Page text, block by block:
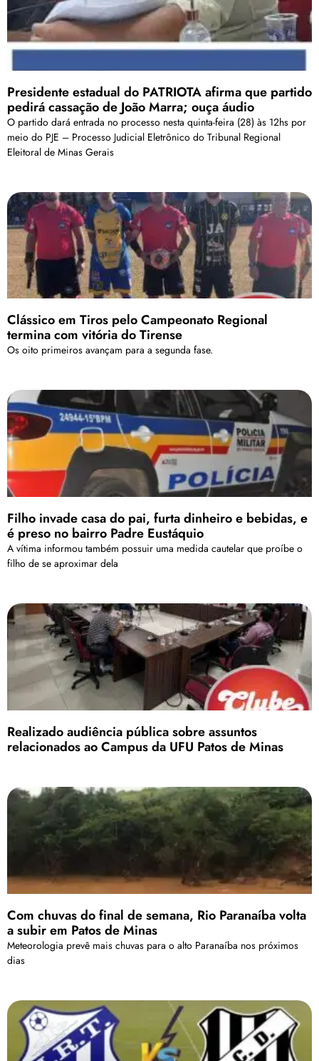
Presidente estadual do PATRIOTA afirma que partido
pedirá cassação de João Marra; ouça áudio
O partido dará entrada no processo nesta quinta-feira (28) às 12hs por
meio do PJE – Processo Judicial Eletrônico do Tribunal Regional
Eleitoral de Minas Gerais
Clássico em Tiros pelo Campeonato Regional
termina com vitória do Tirense
Os oito primeiros avançam para a segunda fase.
Filho invade casa do pai, furta dinheiro e bebidas, e
é preso no bairro Padre Eustáquio
A vítima informou também possuir uma medida cautelar que proíbe o
filho de se aproximar dela
Realizado audiência pública sobre assuntos
relacionados ao Campus da UFU Patos de Minas
Com chuvas do final de semana, Rio Paranaíba volta
a subir em Patos de Minas
Meteorologia prevê mais chuvas para o alto Paranaíba nos próximos
dias